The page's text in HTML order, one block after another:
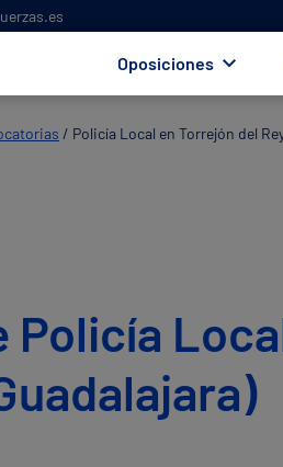
Oposiciones
/ Policía Local en Torrejón del
Policía